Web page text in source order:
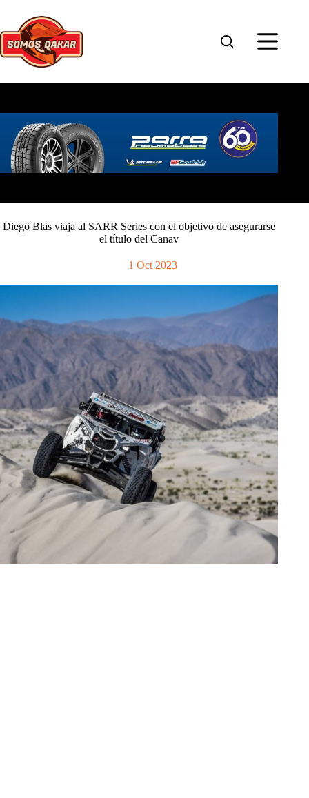
contenido
Diego Blas viaja al SARR Series con el objetivo de asegurarse
el título del Canav
1 Oct 2023